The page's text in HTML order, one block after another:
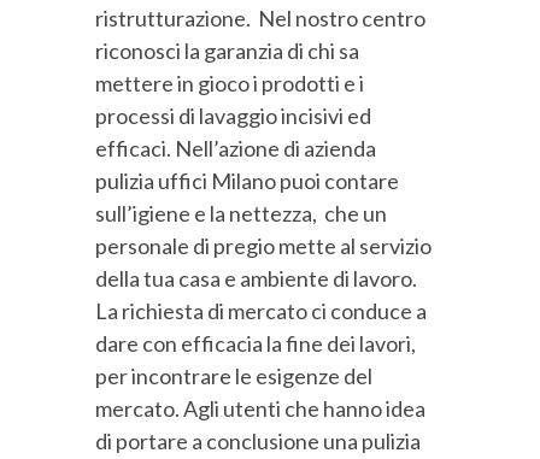
ristrutturazione. Nel nostro centro
riconosci la garanzia di chi sa
mettere in gioco i prodotti e i
processi di lavaggio incisivi ed
efficaci. Nell’azione di azienda
pulizia uffici Milano puoi contare
sull’igiene e la nettezza, che un
personale di pregio mette al servizio
della tua casa e ambiente di lavoro.
La richiesta di mercato ci conduce a
dare con efficacia la fine dei lavori,
per incontrare le esigenze del
mercato. Agli utenti che hanno idea
di portare a conclusione una pulizia